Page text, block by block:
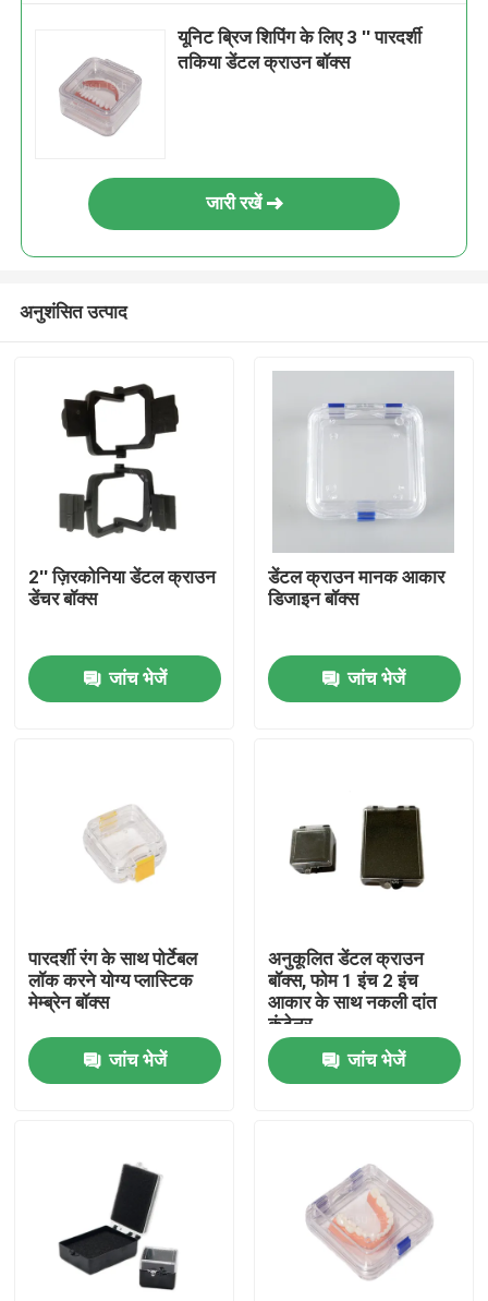
हमारे बारे में
कारखाना भ्रमण
गुणवत्ता नियंत्रण
संपर्क करें
एक उद्धरण का अनुरोध करें
डेंटल रिटेनर बॉक्स
डेंटल डेंचर बॉक्स
यूनिट ब्रिज शिपिंग के लिए 3 '' पारदर्शी
तकिया डेंटल क्राउन बॉक्स
जारी रखें
अनुशंसित उत्पाद
2'' ज़िरकोनिया डेंटल क्राउन
डेंचर बॉक्स
जांच भेजें
डेंटल क्राउन मानक आकार
डिजाइन बॉक्स
जांच भेजें
पारदर्शी रंग के साथ पोर्टेबल
लॉक करने योग्य प्लास्टिक
मेम्ब्रेन बॉक्स
जांच भेजें
अनुकूलित डेंटल क्राउन
बॉक्स, फोम 1 इंच 2 इंच
आकार के साथ नकली दांत
कंटेनर
जांच भेजें